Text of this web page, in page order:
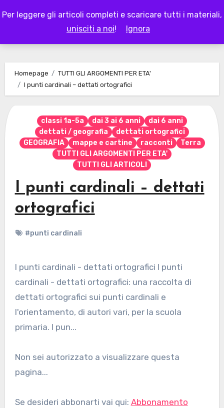
Per leggere gli articoli completi e scaricare tutti i materiali,
unisciti a noi! Ignora
to
LAPAPPADOLCE
Homepage
TUTTI GLI ARGOMENTI PER ETA'
I punti cardinali – dettati ortografici
classi 1a-5a dai 3 ai 6 anni
dai 6 anni
dettati / geografia
dettati ortografici
GEOGRAFIA
mappe e cartine racconti
Terra
TUTTI GLI ARGOMENTI PER ETA'
TUTTI GLI ARTICOLI
I punti cardinali – dettati
ortografici
#punti cardinali
I punti cardinali - dettati ortografici I punti
cardinali - dettati ortografici: una raccolta di
dettati ortografici sui punti cardinali e
l'orientamento, di autori vari, per la scuola
primaria. I pun...
Non sei autorizzato a visualizzare questa
pagina...
Se desideri abbonarti vai qui: Abbonamento